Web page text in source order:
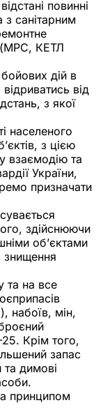
повинні
з санітарним
(МРС, КЕТЛ
дій в
від
з якої
населеного
з цією
взаємодію та
України,
призначати
здійснюючи
об’єктами
знищення
та на все
набоїв, мін,
Крім того,
запас
та димові
принципом